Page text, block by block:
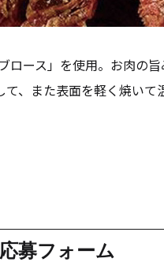
ース」を使用。お肉の
、また表面を軽く焼い
募フォーム